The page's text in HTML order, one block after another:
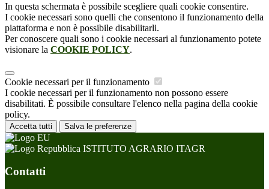
In questa schermata è possibile scegliere quali cookie consentire.
I cookie necessari sono quelli che consentono il funzionamento della
piattaforma e non è possibile disabilitarli.
Per conoscere quali sono i cookie necessari al funzionamento potete
visionare la COOKIE POLICY.
Cookie necessari per il funzionamento
I cookie necessari per il funzionamento non possono essere
disabilitati. È possibile consultare l'elenco nella pagina della cookie
policy.
Accetta tutti Salva le preferenze
ISTITUTO AGRARIO ITAGR
Contatti